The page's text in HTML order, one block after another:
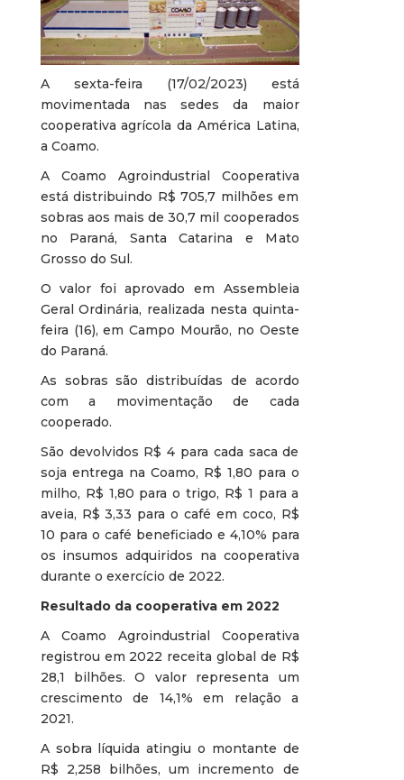
A sexta-feira (17/02/2023) está
movimentada nas sedes da maior
cooperativa agrícola da América Latina,
a Coamo.
A Coamo Agroindustrial Cooperativa
está distribuindo R$ 705,7 milhões em
sobras aos mais de 30,7 mil cooperados
no Paraná, Santa Catarina e Mato
Grosso do Sul.
O valor foi aprovado em Assembleia
Geral Ordinária, realizada nesta quinta-
feira (16), em Campo Mourão, no Oeste
do Paraná.
As sobras são distribuídas de acordo
com a movimentação de cada
cooperado.
São devolvidos R$ 4 para cada saca de
soja entrega na Coamo, R$ 1,80 para o
milho, R$ 1,80 para o trigo, R$ 1 para a
aveia, R$ 3,33 para o café em coco, R$
10 para o café beneficiado e 4,10% para
os insumos adquiridos na cooperativa
durante o exercício de 2022.
Resultado da cooperativa em 2022
A Coamo Agroindustrial Cooperativa
registrou em 2022 receita global de R$
28,1 bilhões. O valor representa um
crescimento de 14,1% em relação a
2021.
A sobra líquida atingiu o montante de
R$ 2,258 bilhões, um incremento de